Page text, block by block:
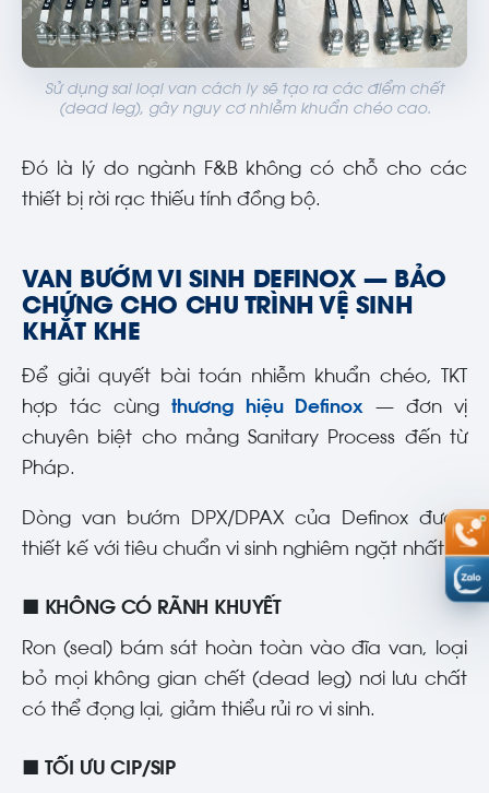
Sử dụng sai loại van cách ly sẽ tạo ra các điểm chết
(dead leg), gây nguy cơ nhiễm khuẩn chéo cao.
Đó là lý do ngành F&B không có chỗ cho các
thiết bị rời rạc thiếu tính đồng bộ.
VAN BƯỚM VI SINH DEFINOX — BẢO
CHỨNG CHO CHU TRÌNH VỆ SINH
KHẮT KHE
Để giải quyết bài toán nhiễm khuẩn chéo, TKT
hợp tác cùng thương hiệu Definox — đơn vị
chuyên biệt cho mảng Sanitary Process đến từ
Pháp.
Dòng van bướm DPX/DPAX của Definox được
thiết kế với tiêu chuẩn vi sinh nghiêm ngặt nhất:
■ KHÔNG CÓ RÃNH KHUYẾT
Ron (seal) bám sát hoàn toàn vào đĩa van, loại
bỏ mọi không gian chết (dead leg) nơi lưu chất
có thể đọng lại, giảm thiểu rủi ro vi sinh.
■ TỐI ƯU CIP/SIP